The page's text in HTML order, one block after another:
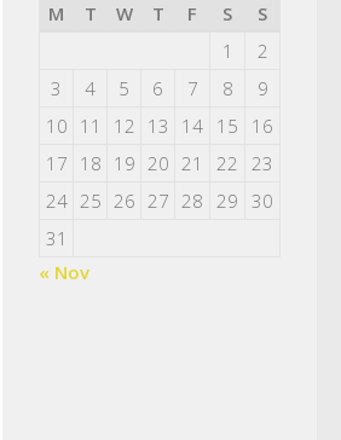
M
T W T F S
S
1
2
3
4 5 6 7 8
9
10 11 12 13 14 15
16
17 18 19 20 21 22 23
24 25 26 27 28 29 30
31
« Nov